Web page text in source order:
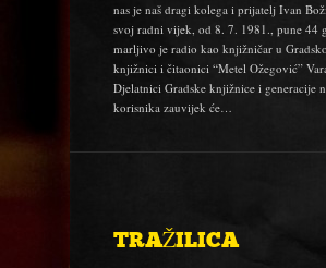
nas je naš dragi kolega i prijatelj Ivan
svoj radni vijek, od 8. 7. 1981., pune 44
marljivo je radio kao knjižničar u
knjižnici i čitaonici “Metel Ožegović”
Djelatnici Gradske knjižnice i generacije
korisnika zauvijek će…
TRAŽILICA